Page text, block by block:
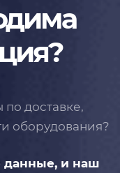
доставке,
оборудования?
данные, и наш